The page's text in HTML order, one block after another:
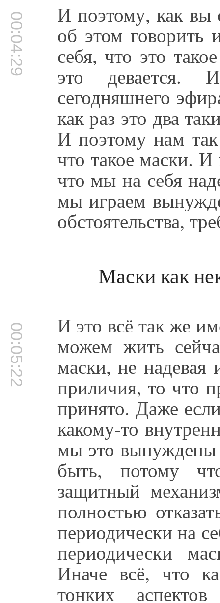
00:04:29 И поэтому, как вы
об этом говорить
себя, что это
это
сегодняшнего
как раз это два
И поэтому нам
что такое маски.
что мы на себя
мы играем
обстоятельства,
Маски как
00:05:22 И это всё так же
можем жить
маски, не надевая
приличия, то что
принято. Даже
какому-то
мы это вынуждены
быть, потому
защитный
полностью
периодически на
периодически
Иначе всё, что
тонких